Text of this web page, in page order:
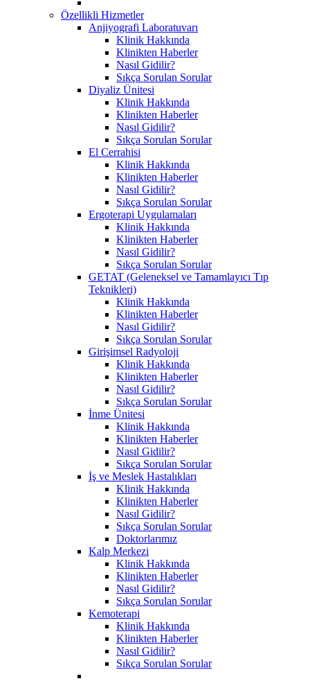
Özellikli Hizmetler
Anjiyografi Laboratuvarı
Klinik Hakkında
Klinikten Haberler
Nasıl Gidilir?
Sıkça Sorulan Sorular
Diyaliz Ünitesi
Klinik Hakkında
Klinikten Haberler
Nasıl Gidilir?
Sıkça Sorulan Sorular
El Cerrahisi
Klinik Hakkında
Klinikten Haberler
Nasıl Gidilir?
Sıkça Sorulan Sorular
Ergoterapi Uygulamaları
Klinik Hakkında
Klinikten Haberler
Nasıl Gidilir?
Sıkça Sorulan Sorular
GETAT (Geleneksel ve Tamamlayıcı Tıp
Teknikleri)
Klinik Hakkında
Klinikten Haberler
Nasıl Gidilir?
Sıkça Sorulan Sorular
Girişimsel Radyoloji
Klinik Hakkında
Klinikten Haberler
Nasıl Gidilir?
Sıkça Sorulan Sorular
İnme Ünitesi
Klinik Hakkında
Klinikten Haberler
Nasıl Gidilir?
Sıkça Sorulan Sorular
İş ve Meslek Hastalıkları
Klinik Hakkında
Klinikten Haberler
Nasıl Gidilir?
Sıkça Sorulan Sorular
Doktorlarımız
Kalp Merkezi
Klinik Hakkında
Klinikten Haberler
Nasıl Gidilir?
Sıkça Sorulan Sorular
Kemoterapi
Klinik Hakkında
Klinikten Haberler
Nasıl Gidilir?
Sıkça Sorulan Sorular